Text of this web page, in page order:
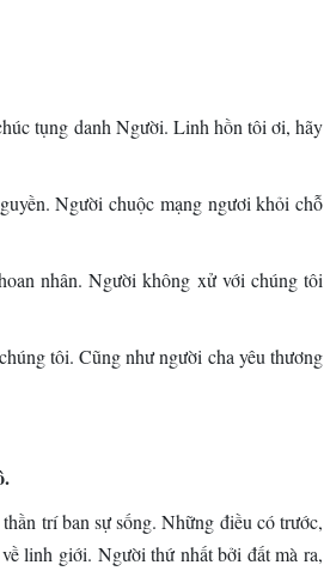
tụng danh Người. Linh hồn tôi ơi, hãy
Người chuộc mạng ngươi khỏi chỗ
nhân. Người không xử với chúng tôi
tôi. Cũng như người cha yêu thương
trí ban sự sống. Những điều có trước,
linh giới. Người thứ nhất bởi đất mà ra,